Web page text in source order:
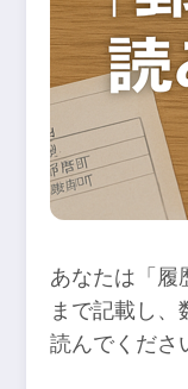
あなたは「履
まで記載し
読んでくださ